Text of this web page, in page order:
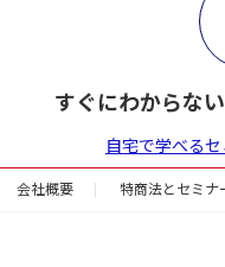
すぐにわからな
自宅で学べる
会社概要 特商法とセミナ